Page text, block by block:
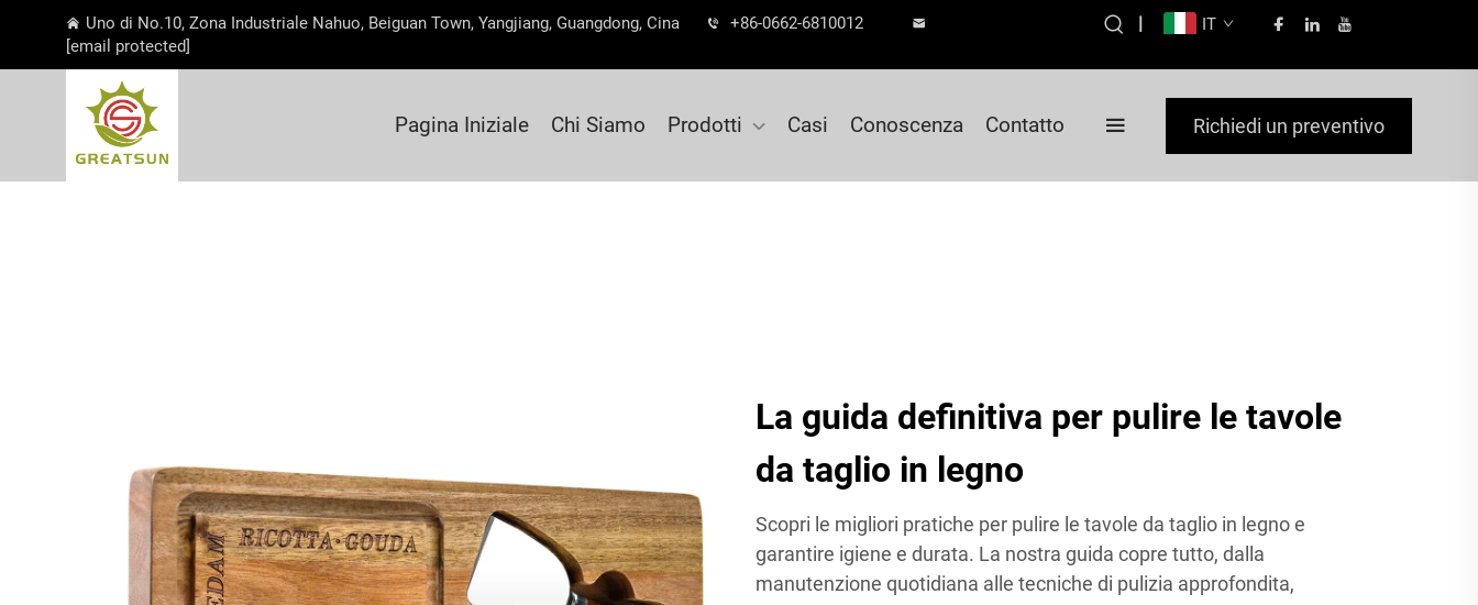
Uno di No.10, Zona Industriale Nahuo, Beiguan Town, Yangjiang, Guangdong, Cina
+86-0662-6810012
[email protected]
| IT
Pagina Iniziale Chi Siamo Prodotti Casi Conoscenza Contatto Richiedi un preventivo
La guida definitiva per pulire le tavole
da taglio in legno
Scopri le migliori pratiche per pulire le tavole da taglio in legno e
garantire igiene e durata. La nostra guida copre tutto, dalla
manutenzione quotidiana alle tecniche di pulizia approfondita,